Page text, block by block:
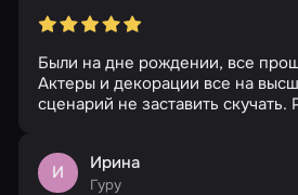
Были на дне рождении, все
Актеры и декорации все на
сценарий не заставить
И Ирина
Гуру